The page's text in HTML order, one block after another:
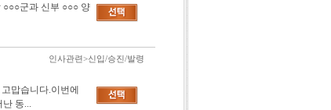
○○○군과 신부 ○○○ 양
인사관련>신입/승진/발령
맙습니다.이번에
동...